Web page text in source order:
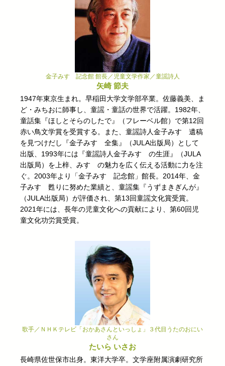
金子みすゞ記念館 館長／児童文学作家／童謡詩人
矢崎 節夫
1947年東京生まれ。早稲田大学文学部卒業。佐藤義美、ま
ど・みちおに師事し、童謡・童話の世界で活躍。1982年、
童話集『ほしとそらのしたで』（フレーベル館）で第12回
赤い鳥文学賞を受賞する。また、童謡詩人金子みすゞ遺稿
を見つけだし『金子みすゞ全集』（JULA出版局）として
出版、1993年には『童謡詩人金子みすゞの生涯』（JULA
出版局）を上梓、みすゞの魅力を広く伝える活動に力を注
ぐ。2003年より「金子みすゞ記念館」館長。2014年、金
子みすゞ甦りに努めた業績と、童謡集『うずまきぎんが』
（JULA出版局）が評価され、第13回童謡文化賞受賞。
2021年には、長年の児童文化への貢献により、第60回児
童文化功労賞受賞。
歌手／ＮＨＫテレビ「おかあさんといっしょ」３代目うたのおにい
さん
たいら いさお
長崎県佐世保市出身。東洋大学卒。文学座附属演劇研究所